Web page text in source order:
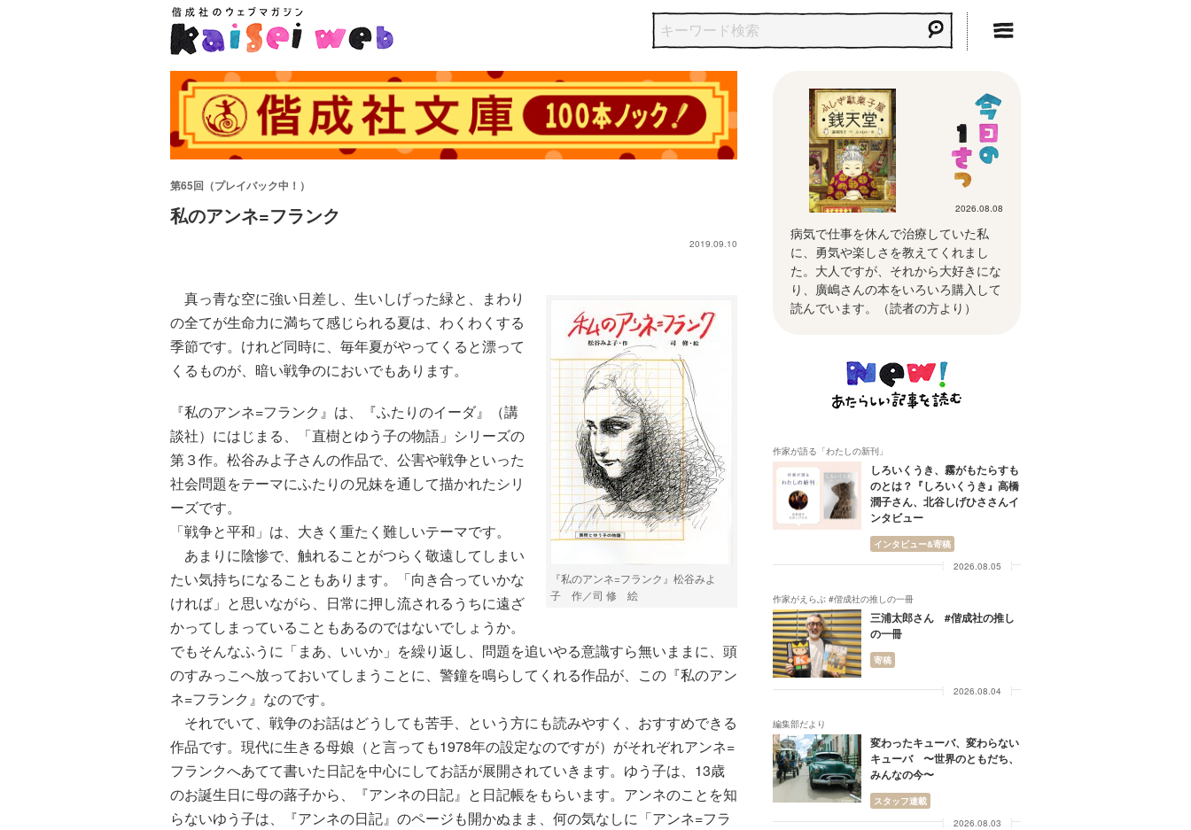
第65回（プレイバック中！）
私のアンネ=フランク
2019.09.10
『私のアンネ=フランク』松谷みよ
子 作／司 修 絵
真っ青な空に強い日差し、生いしげった緑と、まわり
の全てが生命力に満ちて感じられる夏は、わくわくする
季節です。けれど同時に、毎年夏がやってくると漂って
くるものが、暗い戦争のにおいでもあります。
『私のアンネ=フランク』は、『ふたりのイーダ』（講
談社）にはじまる、「直樹とゆう子の物語」シリーズの
第３作。松谷みよ子さんの作品で、公害や戦争といった
社会問題をテーマにふたりの兄妹を通して描かれたシリ
ーズです。
「戦争と平和」は、大きく重たく難しいテーマです。
あまりに陰惨で、触れることがつらく敬遠してしまい
たい気持ちになることもあります。「向き合っていかな
ければ」と思いながら、日常に押し流されるうちに遠ざ
かってしまっていることもあるのではないでしょうか。
でもそんなふうに「まあ、いいか」を繰り返し、問題を追いやる意識すら無いままに、頭
のすみっこへ放っておいてしまうことに、警鐘を鳴らしてくれる作品が、この『私のアン
ネ=フランク』なのです。
それでいて、戦争のお話はどうしても苦手、という方にも読みやすく、おすすめできる
作品です。現代に生きる母娘（と言っても1978年の設定なのですが）がそれぞれアンネ=
フランクへあてて書いた日記を中心にしてお話が展開されていきます。ゆう子は、13歳
のお誕生日に母の蕗子から、『アンネの日記』と日記帳をもらいます。アンネのことを知
らないゆう子は、『アンネの日記』のページも開かぬまま、何の気なしに「アンネ=フラ
2026.08.08
病気で仕事を休んで治療していた私
に、勇気や楽しさを教えてくれまし
た。大人ですが、それから大好きにな
り、廣嶋さんの本をいろいろ購入して
読んでいます。（読者の方より）
作家が語る「わたしの新刊」
しろいくうき、霧がもたらすも
のとは？『しろいくうき』高橋
潤子さん、北谷しげひささんイ
ンタビュー
インタビュー&寄稿
2026.08.05
作家がえらぶ #偕成社の推しの一冊
三浦太郎さん #偕成社の推し
の一冊
寄稿
2026.08.04
編集部だより
変わったキューバ、変わらない
キューバ 〜世界のともだち、
みんなの今〜
スタッフ連載
2026.08.03